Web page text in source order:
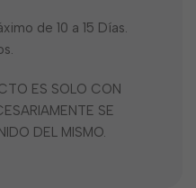
de 10 a 15 Días.
ES SOLO CON
SE
DEL MISMO.